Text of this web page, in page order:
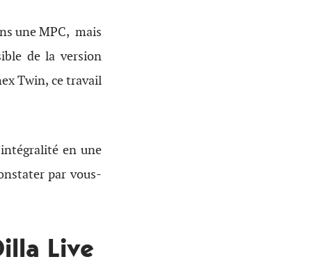
une MPC, mais
de la version
Twin, ce travail
en une
par vous-
Live